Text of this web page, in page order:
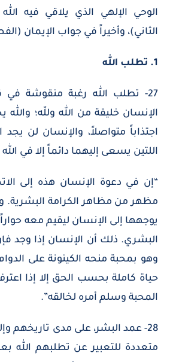
الوحي الإلهي الذي يلاقي فيه
الثاني)، وأخيراً في جواب الإيمان
1. تطلب الله
27- تطلب الله رغبة منقوشة في
الإنسان خليقة من الله وللّه؛ والله
اجتذاباً متواصلاً، والإنسان لن
اللتين يسعى إليهما دائماً إلا في الله
“إن في دعوة الإنسان هذه إلى
مظهر من مظاهر الكرامة البشرية.
يوجهها إلى الإنسان ليقيم معه
البشري. ذلك أن الإنسان إذا وجد
وهو بمحبة منحه الكينونة على
حياة كاملة بحسب الحق إلا إذا
المحبة وسلم أمره لخالقه”.
28- عمد البشر، على مدى تاريخهم
متعددة للتعبير عن تطلبهم الله